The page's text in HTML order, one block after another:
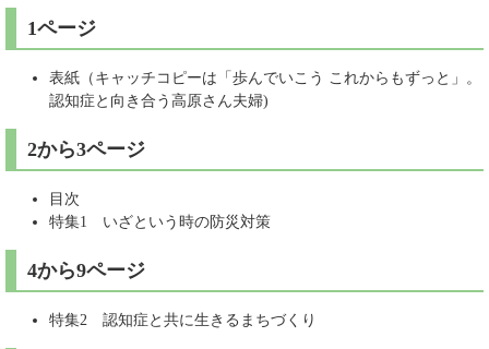
1ページ
表紙（キャッチコピーは「歩んでいこう これからもずっと」。
認知症と向き合う高原さん夫婦)
2から3ページ
目次
特集1 いざという時の防災対策
4から9ページ
特集2 認知症と共に生きるまちづくり